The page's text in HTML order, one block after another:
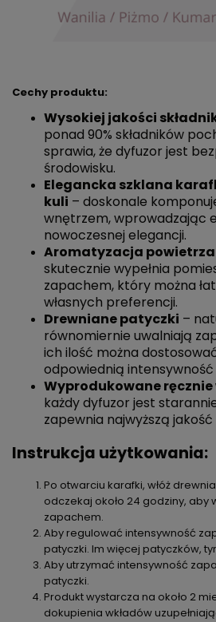
Cechy produktu:
Wysokiej jakości
ponad 90% składników
sprawia, że dyfuzor jest
środowisku.
Elegancka szklana
kuli – doskonale
wnętrzem, wprowadzając
nowoczesnej elegancji.
Aromatyzacja powietrza
skutecznie wypełnia
zapachem, który można
własnych preferencji.
Drewniane patyczki –
równomiernie uwalniają
ich ilość można
odpowiednią intensywność
Wyprodukowane ręcznie
każdy dyfuzor jest
zapewnia najwyższą jakość
Instrukcja użytkowania:
Po otwarciu karafki, włóż
odczekaj około 24 godziny, aby
zapachem.
Aby regulować intensywność
patyczki. Im więcej patyczków,
Aby utrzymać intensywność
patyczki.
Produkt wystarcza na około 2
dokupienia wkładów